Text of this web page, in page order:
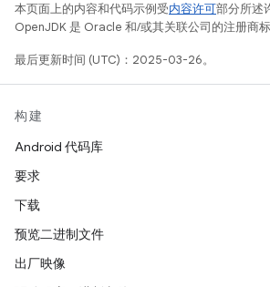
本页面上的内容和代码示例受内容许可部分所述
OpenJDK 是 Oracle 和/或其关联公司的注册商标
最后更新时间 (UTC)：2025-03-26。
构建
Android 代码库
要求
下载
预览二进制文件
出厂映像